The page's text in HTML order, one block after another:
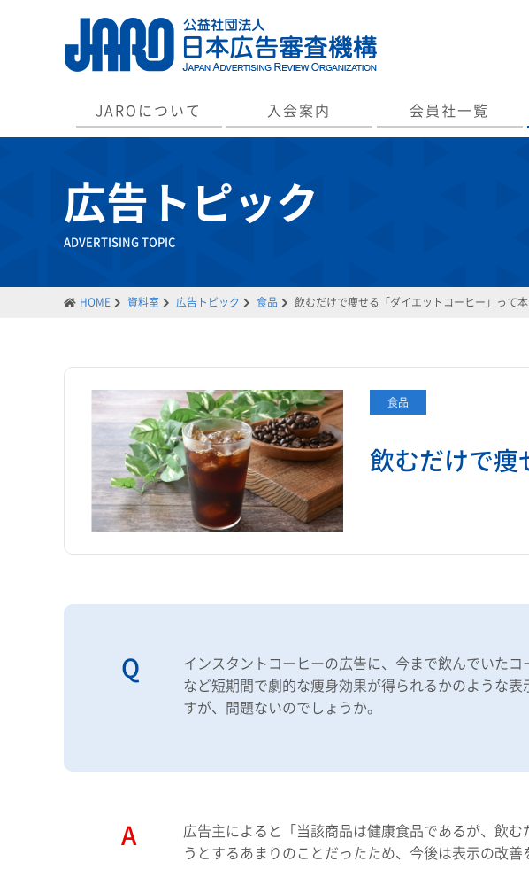
JAROについて 入会案内 会員社一覧
広告トピック
ADVERTISING TOPIC
HOME 資料室 広告トピック 食品 飲むだけで痩せる「ダイエットコーヒー」って本
食品
飲むだけで痩
インスタントコーヒーの広告に、今まで飲んでいた
など短期間で劇的な痩身効果が得られるかのような
すが、問題ないのでしょうか。
広告主によると「当該商品は健康食品であるが、飲
うとするあまりのことだったため、今後は表示の改善